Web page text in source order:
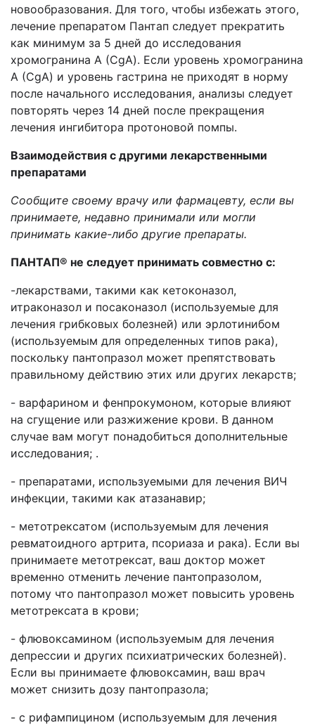
новообразования. Для того, чтобы избежать этого,
лечение препаратом Пантап следует прекратить
как минимум за 5 дней до исследования
хромогранина А (CgA). Если уровень хромогранина
А (CgA) и уровень гастрина не приходят в норму
после начального исследования, анализы следует
повторять через 14 дней после прекращения
лечения ингибитора протоновой помпы.
Взаимодействия с другими лекарственными
препаратами
Сообщите своему врачу или фармацевту, если вы
принимаете, недавно принимали или могли
принимать какие-либо другие препараты.
ПАНТАП® не следует принимать совместно с:
-лекарствами, такими как кетоконазол,
итраконазол и посаконазол (используемые для
лечения грибковых болезней) или эрлотинибом
(используемым для определенных типов рака),
поскольку пантопразол может препятствовать
правильному действию этих или других лекарств;
- варфарином и фенпрокумоном, которые влияют
на сгущение или разжижение крови. В данном
случае вам могут понадобиться дополнительные
исследования; .
- препаратами, используемыми для лечения ВИЧ
инфекции, такими как атазанавир;
- метотрексатом (используемым для лечения
ревматоидного артрита, псориаза и рака). Если вы
принимаете метотрексат, ваш доктор может
временно отменить лечение пантопразолом,
потому что пантопразол может повысить уровень
метотрексата в крови;
- флювоксамином (используемым для лечения
депрессии и других психиатрических болезней).
Если вы принимаете флювоксамин, ваш врач
может снизить дозу пантопразола;
- с рифампицином (используемым для лечения